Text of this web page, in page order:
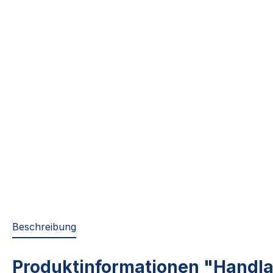
Beschreibung
Produktinformationen